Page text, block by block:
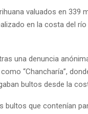
valuados en 339
en la costa del río
una denuncia
“Chancharía”,
bultos desde la
bultos que contenían